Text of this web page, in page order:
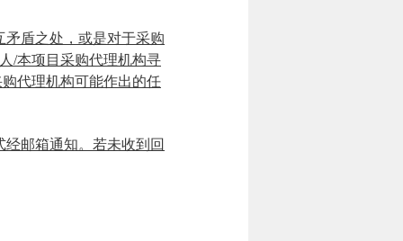
盾之处，或是对于采购
/本项目采购代理机构寻
代理机构可能作出的任
邮箱通知。若未收到回